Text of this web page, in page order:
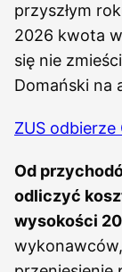
przyszłym
2026 kwota
się nie
Domański na
ZUS
Od
odliczyć
wysokości